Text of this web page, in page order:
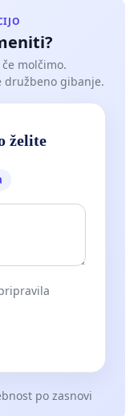
molčimo.
družbeno gibanje.
želite
po zasnovi